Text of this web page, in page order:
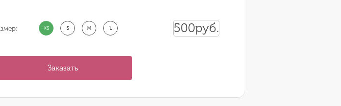
XS S M L 500руб.
Заказать